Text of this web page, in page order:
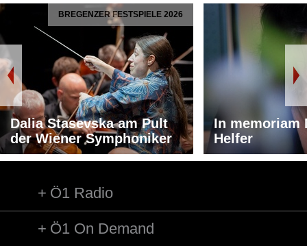
BREGENZER FESTSPIELE 2026
Dalia Stasevska am Pult
der Wiener Symphoniker
In memoriam
Helfer
Ö1 Radio
Ö1 On Demand